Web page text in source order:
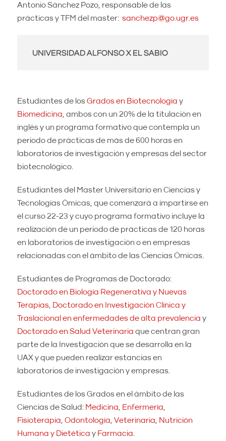
Antonio Sánchez Pozo, responsable de las
prácticas y TFM del master:sanchezp@go.ugr.es
UNIVERSIDAD ALFONSO X EL SABIO
Estudiantes de losGrados en Biotecnología y
Biomedicina , ambos con un 20% de la titulación en
inglés y un programa formativo que contempla un
periodo de prácticas de más de 600 horas en
laboratorios de investigación y empresas del sector
biotecnológico.
Estudiantes del Master Universitario en Ciencias y
Tecnologías Ómicas, que comenzará a impartirse en
el curso 22-23 y cuyo programa formativo incluye la
realización de un periodo de prácticas de 120 horas
en laboratorios de investigación o en empresas
relacionadas con el ámbito de las Ciencias Ómicas.
Estudiantes de Programas de Doctorado:
Doctorado en Biología Regenerativa y Nuevas
Terapias Doctorado en Investigación Clínica y
Traslacional en enfermedades de alta prevalencia y
Doctorado en Salud Veterinaria que centran gran
parte de la Investigación que se desarrolla en la
UAX y que pueden realizar estancias en
laboratorios de investigación y empresas.
Estudiantes de los Grados en el ámbito de las
Ciencias de Salud: Medicina Enfermería
Fisioterapia ,Odontología ,Veterinaria
Nutrición
Humana y Dietética y Farmacia